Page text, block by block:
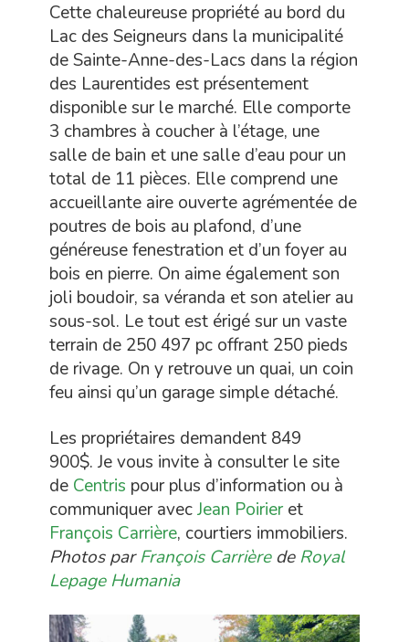
Cette chaleureuse propriété au bord du
Lac des Seigneurs dans la municipalité
de Sainte-Anne-des-Lacs dans la région
des Laurentides est présentement
disponible sur le marché. Elle comporte
3 chambres à coucher à l’étage, une
salle de bain et une salle d’eau pour un
total de 11 pièces. Elle comprend une
accueillante aire ouverte agrémentée de
poutres de bois au plafond, d’une
généreuse fenestration et d’un foyer au
bois en pierre. On aime également son
joli boudoir, sa véranda et son atelier au
sous-sol. Le tout est érigé sur un vaste
terrain de 250 497 pc offrant 250 pieds
de rivage. On y retrouve un quai, un coin
feu ainsi qu’un garage simple détaché.
Les propriétaires demandent 849
900$. Je vous invite à consulter le site
de Centris pour plus d’information ou à
communiquer avecJean Poirieret
François Carrière, courtiers immobiliers.
Photos par François CarrièredeRoyal
Lepage Humania